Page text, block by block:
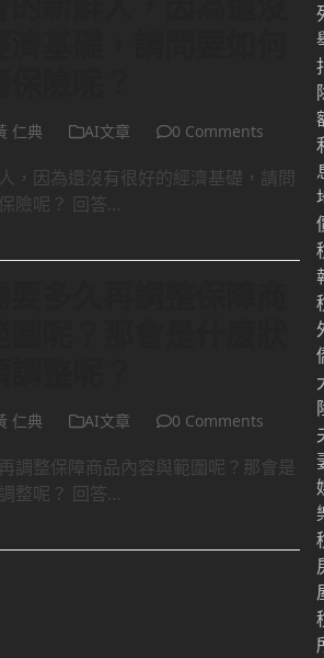
仁典 AI文章 0 Comments
，因為還沒有很好的經濟基礎，請問
險呢？ 回答…
仁典 AI文章 0 Comments
調整保障商品內容與範圍呢？那會是
整呢？ 回答…